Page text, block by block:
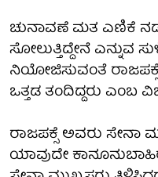
ಚುನಾವಣೆ ಮತ ಎಣಿಕೆ
ಸೋಲುತ್ತಿದ್ದೇನೆ ಎನ್ನುವ
ನಿಯೋಜಿಸುವಂತೆ
ಒತ್ತಡ ತಂದಿದ್ದರು ಎಂಬ
ರಾಜಪಕ್ಸೆ ಅವರು ಸೇನಾ
ಯಾವುದೇ